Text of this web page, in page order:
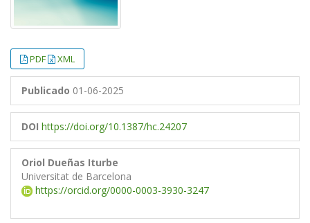
PDF XML
Publicado 01-06-2025
DOI https://doi.org/10.1387/hc.24207
Oriol Dueñas Iturbe
Universitat de Barcelona
https://orcid.org/0000-0003-3930-3247